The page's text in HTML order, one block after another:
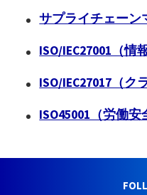
サプライチェーン
ISO/IEC27001（情
ISO/IEC27017（ク
ISO45001（労働安